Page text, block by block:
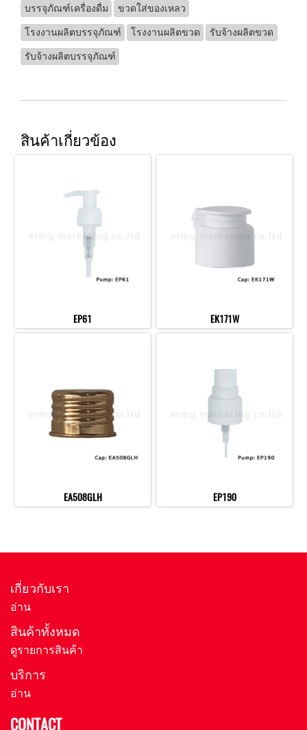
บรรจุภัณฑ์เครื่องดื่ม ขวดใส่ของเหลว
โรงงานผลิตบรรจุภัณฑ์ โรงงานผลิตขวด รับจ้างผลิตขวด
รับจ้างผลิตบรรจุภัณฑ์
สินค้าเกี่ยวข้อง
EP61 EK171W
EA508GLH EP190
เกี่ยวกับเรา
อ่าน
สินค้าทั้งหมด
ดูรายการสินค้า
บริการ
อ่าน
CONTACT